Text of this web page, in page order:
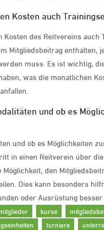
Kosten auch
Kosten des Reitvereins
Mitgliedsbeitrag enthalten,
muss. Es ist wichtig,
was die monatlichen
und ob es
und ob es Möglichkeiten
in einen Reitverein über
den
Dies kann besonders
oder Ausrüstung
kurse
turniere